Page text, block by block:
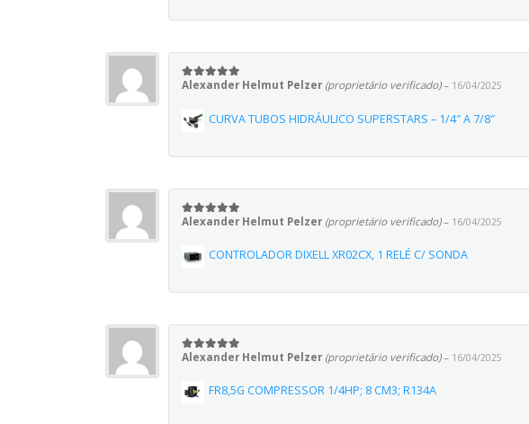
5em 5
Alexander Helmut Pelzer (proprietário verificado) – 16/04/2025
CURVA TUBOS HIDRÁULICO SUPERSTARS – 1/4″ A 7/8″
5em 5
Alexander Helmut Pelzer (proprietário verificado) – 16/04/2025
CONTROLADOR DIXELL XR02CX, 1 RELÉ C/ SONDA
5em 5
Alexander Helmut Pelzer (proprietário verificado) – 16/04/2025
FR8,5G COMPRESSOR 1/4HP; 8 CM3; R134A